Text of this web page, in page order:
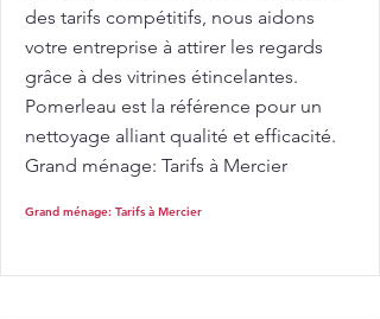
des tarifs compétitifs, nous aidons
votre entreprise à attirer les regards
grâce à des vitrines étincelantes.
Pomerleau est la référence pour un
nettoyage alliant qualité et efficacité.
Grand ménage: Tarifs à Mercier
Grand ménage: Tarifs à Mercier